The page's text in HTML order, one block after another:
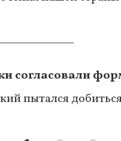
согласовали
пытался